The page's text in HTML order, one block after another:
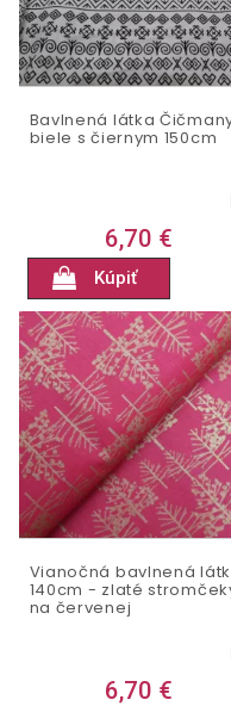
Bavlnená látka
biele s čiernym 150cm
6,70 €
Kúpiť
Vianočná bavlnená
140cm - zlaté
na červenej
6,70 €